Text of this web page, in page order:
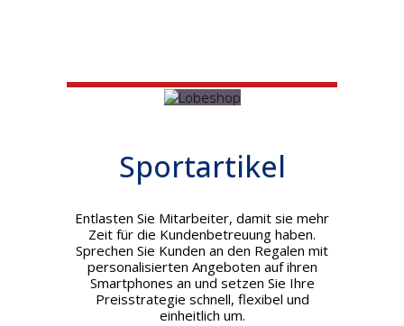
Sportartikel
Entlasten Sie Mitarbeiter, damit sie mehr
Zeit für die Kundenbetreuung haben.
Sprechen Sie Kunden an den Regalen mit
personalisierten Angeboten auf ihren
Smartphones an und setzen Sie Ihre
Preisstrategie schnell, flexibel und
einheitlich um.